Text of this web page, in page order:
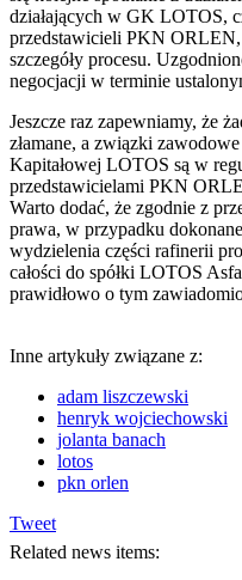
działających w GK LOTOS,
przedstawicieli PKN ORLEN,
szczegóły procesu.
negocjacji w terminie
Jeszcze raz zapewniamy, że
złamane, a związki
Kapitałowej LOTOS są w
przedstawicielami PKN
Warto dodać, że zgodnie z
prawa, w przypadku
wydzielenia części rafinerii
całości do spółki LOTOS
prawidłowo o tym
Inne artykuły związane z:
adam liszczewski
henryk wojciechowski
jolanta banach
lotos
pkn orlen
Tweet
Related news items: